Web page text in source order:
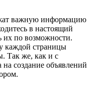
важную информацию
в настоящий
по возможности.
каждой страницы
Так же, как и с
создание объявлений